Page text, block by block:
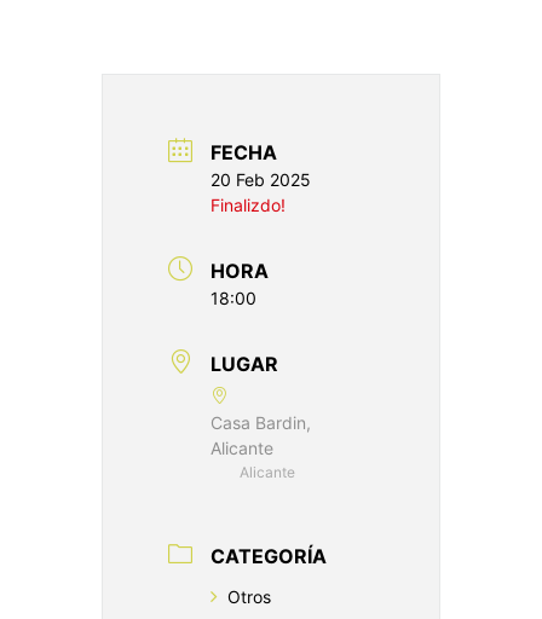
FECHA
20 Feb 2025
Finalizdo!
HORA
18:00
LUGAR
Casa Bardin,
Alicante
Alicante
CATEGORÍA
Otros